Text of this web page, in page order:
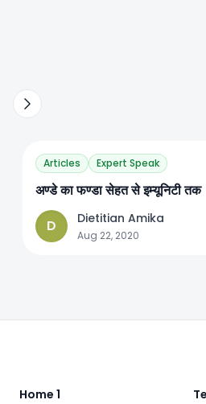
Articles Expert Speak
अण्डे का फण्डा सेहत से इम्यूनिटी तक
D
Dietitian Amika
Aug 22, 2020
Home 1